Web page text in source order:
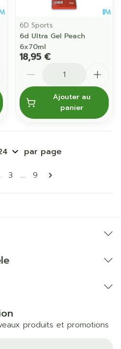
6D Sports
6d Ultra Gel Peach
6x70ml
18,95 €
Ajouter au
panier
Pages
lisez actuellement la page
Page
3 ... Page
9
par page
produits et promotions